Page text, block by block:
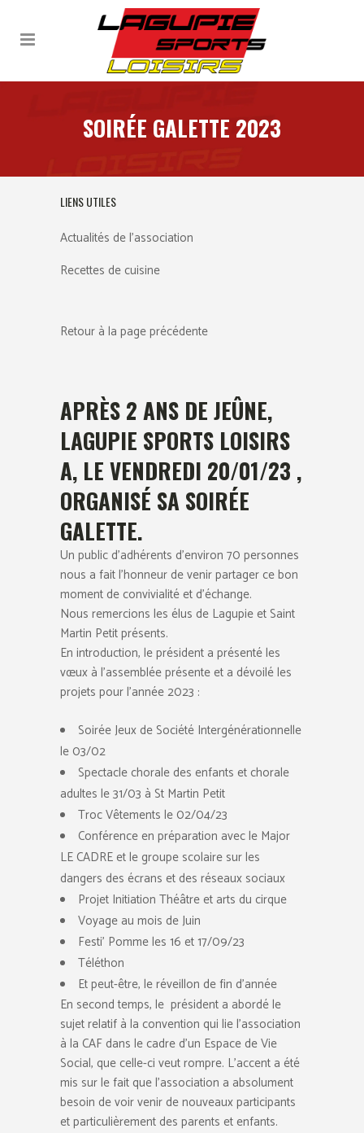
SOIRÉE GALETTE 2023
LIENS UTILES
Actualités de l’association
Recettes de cuisine
Retour à la page précédente
APRÈS 2 ANS DE JEÛNE,
LAGUPIE SPORTS LOISIRS
A, LE VENDREDI 20/01/23 ,
ORGANISÉ SA SOIRÉE
GALETTE.
Un public d’adhérents d’environ 70 personnes
nous a fait l’honneur de venir partager ce bon
moment de convivialité et d’échange.
Nous remercions les élus de Lagupie et Saint
Martin Petit présents.
En introduction, le président a présenté les
vœux à l’assemblée présente et a dévoilé les
projets pour l’année 2023 :
Soirée Jeux de Société Intergénérationnelle
le 03/02
Spectacle chorale des enfants et chorale
adultes le 31/03 à St Martin Petit
Troc Vêtements le 02/04/23
Conférence en préparation avec le Major
LE CADRE et le groupe scolaire sur les
dangers des écrans et des réseaux sociaux
Projet Initiation Théâtre et arts du cirque
Voyage au mois de Juin
Festi’ Pomme les 16 et 17/09/23
Téléthon
Et peut-être, le réveillon de fin d’année
En second temps, le président a abordé le
sujet relatif à la convention qui lie l’association
à la CAF dans le cadre d’un Espace de Vie
Social, que celle-ci veut rompre. L’accent a été
mis sur le fait que l’association a absolument
besoin de voir venir de nouveaux participants
et particulièrement des parents et enfants.